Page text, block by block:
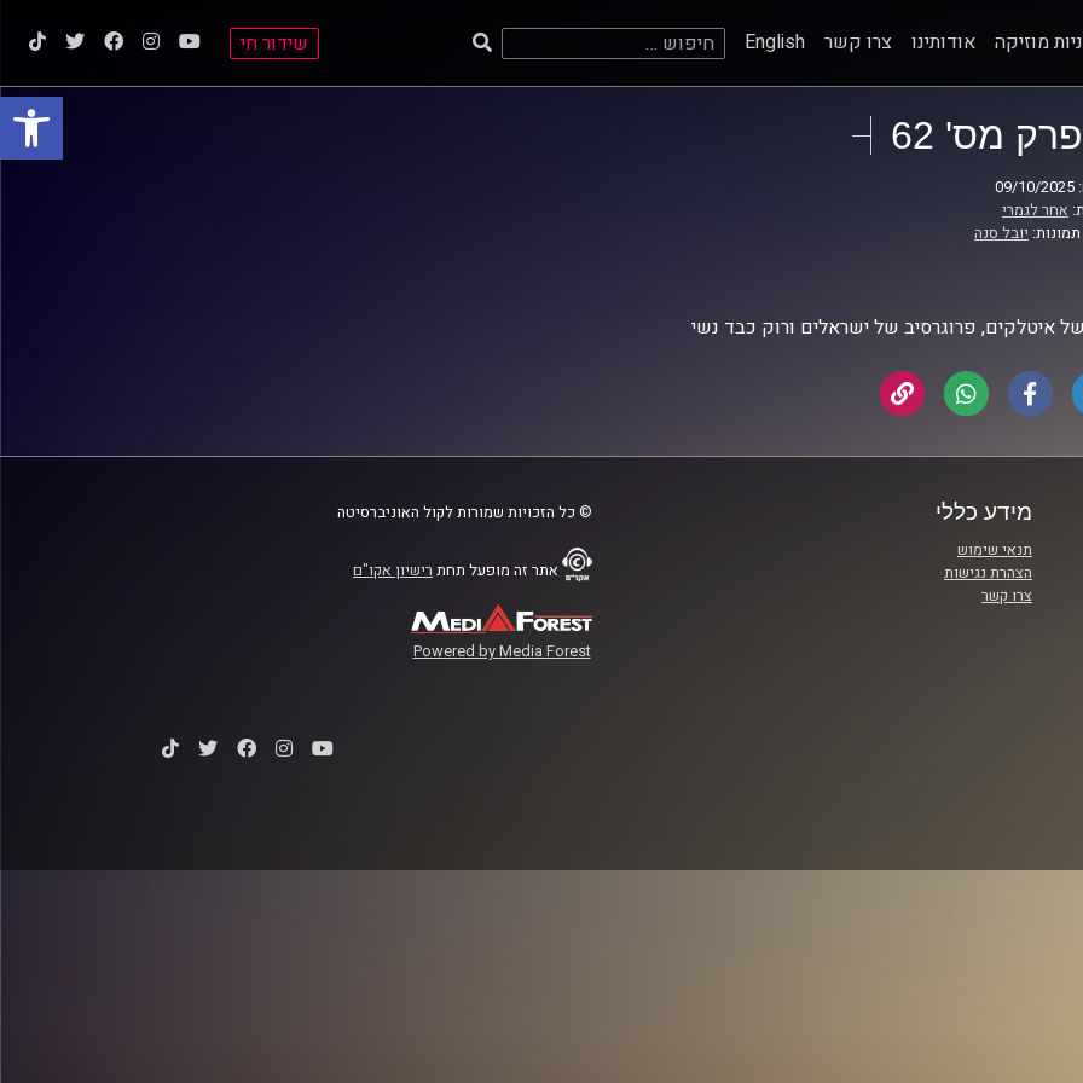
פתח
מוזיקה אודותינו צרו קשר English חיפוש: שידור חי
פרק מס' 62
אחר לגמרי
יובל סנה
איטלקים, פרוגרסיב של ישראלים ורוק כבד נשי
מידע כללי
תנאי שימוש
הצהרת נגישות
צרו קשר
© כל הזכויות שמורות לקול האוניברסיטה
אתר זה מופעל תחת רישיון אקו"ם
Powered by Media Forest